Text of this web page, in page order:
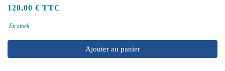
120,00 € TTC
En stock
Ajouter au panier